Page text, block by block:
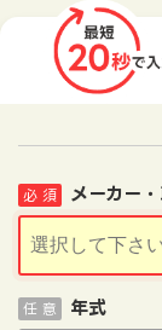
メーカー
必 須
年式
任 意